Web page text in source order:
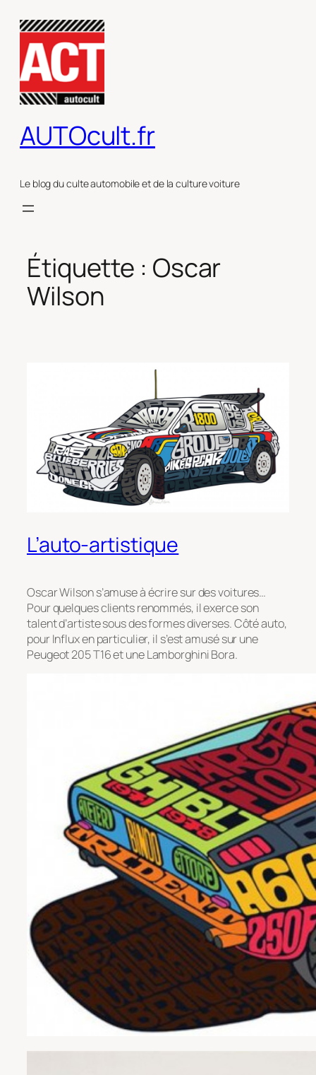
contenu
AUTOcult.fr
Le blog du culte automobile et de la culture voiture
Étiquette : Oscar
Wilson
L’auto-artistique
Oscar Wilson s’amuse à écrire sur des voitures…
Pour quelques clients renommés, il exerce son
talent d’artiste sous des formes diverses. Côté auto,
pour Influx en particulier, il s’est amusé sur une
Peugeot 205 T16 et une Lamborghini Bora.